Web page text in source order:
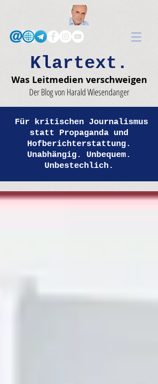
Klartext.
Was Leitmedien verschweigen
Der Blog von Harald Wiesendanger
Für kritischen Journalismus
statt Propaganda und
Hofberichterstattung.
Unabhängig. Unbequem.
Unbestechlich.